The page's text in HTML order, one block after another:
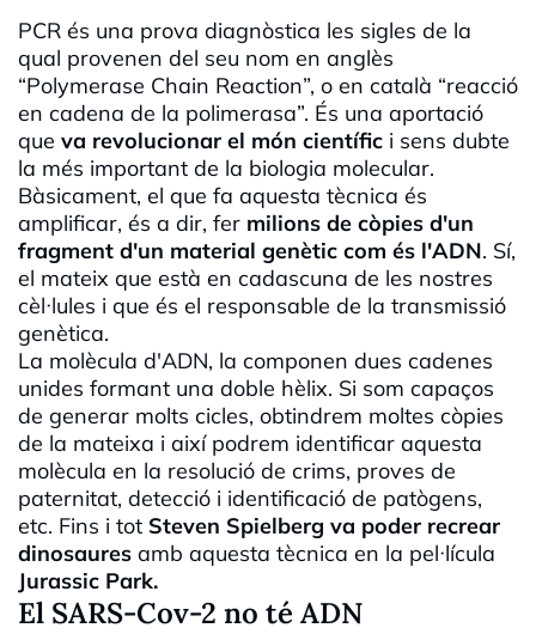
PCR és una prova diagnòstica les sigles de la
qual provenen del seu nom en anglès
“Polymerase Chain Reaction”, o en català “reacció
en cadena de la polimerasa”. És una aportació
que va revolucionar el món científic i sens dubte
la més important de la biologia molecular.
Bàsicament, el que fa aquesta tècnica és
amplificar, és a dir, fer milions de còpies d'un
fragment d'un material genètic com és l'ADN. Sí,
el mateix que està en cadascuna de les nostres
cèl·lules i que és el responsable de la transmissió
genètica.
La molècula d'ADN, la componen dues cadenes
unides formant una doble hèlix. Si som capaços
de generar molts cicles, obtindrem moltes còpies
de la mateixa i així podrem identificar aquesta
molècula en la resolució de crims, proves de
paternitat, detecció i identificació de patògens,
etc. Fins i tot Steven Spielberg va poder recrear
dinosaures amb aquesta tècnica en la pel·lícula
Jurassic Park.
El SARS-Cov-2 no té ADN